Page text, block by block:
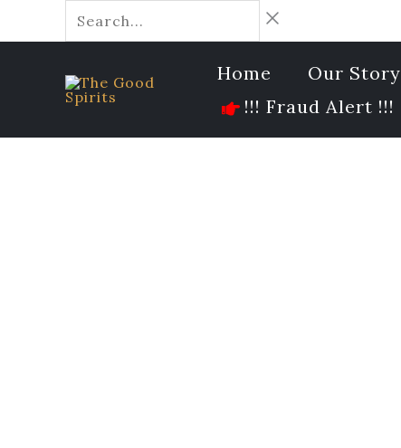
to
Search...
Home Our Story
!!! Fraud Alert !!!